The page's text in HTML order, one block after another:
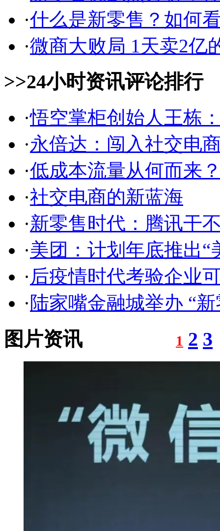
·什么是新零售？如何
·微商大败局 1天卖2亿
>>24小时资讯评论排行
·悟空掌柜创始人王栋
·永倍达：闯入社交电
·低成本流量从何而来
·社交电商的新蓝海
·新零售时代：腾讯干
·美团：计划年底推出“
· 后疫情时代考验企业
·陆家嘴金融城举办 “
图片资讯 1 2 3